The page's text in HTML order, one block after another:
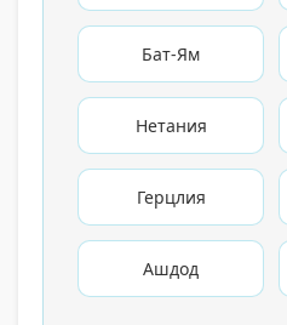
Бат-Ям
Нетания
Герцлия
Ашдод